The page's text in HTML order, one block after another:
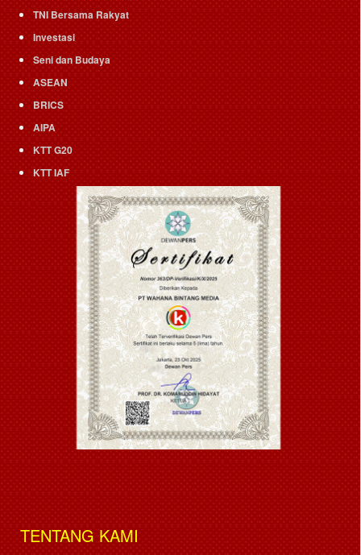
TNI Bersama Rakyat
Investasi
Seni dan Budaya
ASEAN
BRICS
AIPA
KTT G20
KTT IAF
TENTANG KAMI